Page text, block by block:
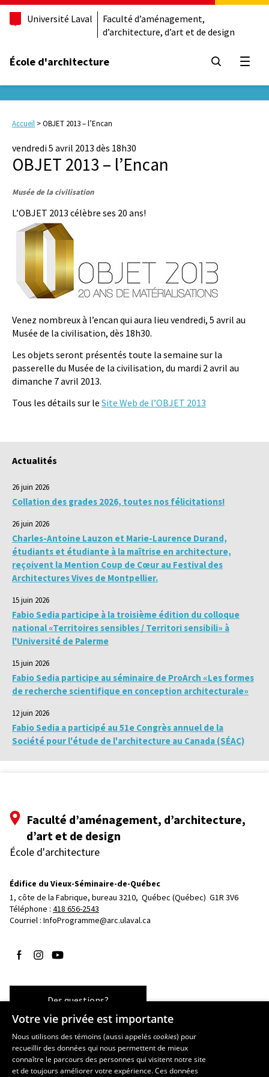
Université Laval
Faculté d’aménagement,
d’architecture, d’art et de design
École d'architecture
Accueil >OBJET 2013 – l’Encan
vendredi 5 avril 2013 dès 18h30
OBJET 2013 – l’Encan
Musée de la civilisation
L’OBJET 2013 célèbre ses 20 ans!
Venez nombreux à l’encan qui aura lieu vendredi, 5 avril au
Musée de la civilisation, dès 18h30.
Les objets seront présentés toute la semaine sur la
passerelle du Musée de la civilisation, du mardi 2 avril au
dimanche 7 avril 2013.
Tous les détails sur le Site Web de l’OBJET 2013
Actualités
26 juin 2026
Collation des grades 2026, toutes nos félicitations!
26 juin 2026
Charles-Antoine Lauzon et Marie-Laurence Durand,
étudiants et étudiante à la maîtrise en architecture,
reçoivent la Mention Coup de Cœur au Festival des
Architectures Vives de Montpellier.
15 juin 2026
Fabio Sedia participe à la troisième édition du colloque
national «Territoires sensibles / Territori sensibili» à
l'Université de Palerme
15 juin 2026
Fabio Sedia participe au séminaire de ProArch «Les formes
de recherche scientifique en conception architecturale»
12 juin 2026
Fabio Sedia a participé au 51e Congrès annuel de la
Société pour l'étude de l'architecture au Canada (SÉAC)
Faculté d’aménagement, d’architecture,
d’art et de design
École d'architecture
Édifice du Vieux-Séminaire-de-Québec
1, côte de la Fabrique, bureau 3210, Québec (Québec)  G1R 3V6
Téléphone : 418 656-2543
Courriel : InfoProgramme@arc.ulaval.ca
Suivez-nous sur Facebook
Suivez-nous sur Instagram
Suivez-nous sur YouTube
Des questions?
Les écoles et la recherche
École d’art
Votre vie privée est importante
Nous utilisons des témoins (aussi appeléscookies) pour
recueillir des données qui nous permettent de mieux
connaître le parcours des personnes qui visitent notre site
et de toujours améliorer votre expérience. Ces données